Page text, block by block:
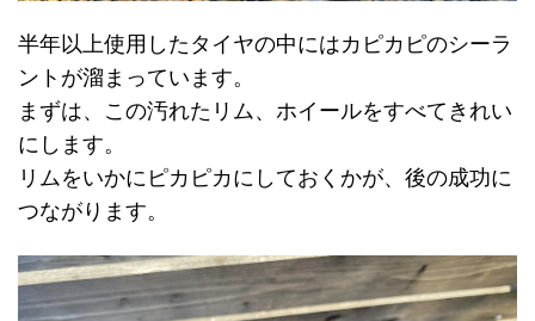
半年以上使用したタイヤの中にはカピカピのシーラ
ントが溜まっています。
まずは、この汚れたリム、ホイールをすべてきれい
にします。
リムをいかにピカピカにしておくかが、後の成功に
つながります。